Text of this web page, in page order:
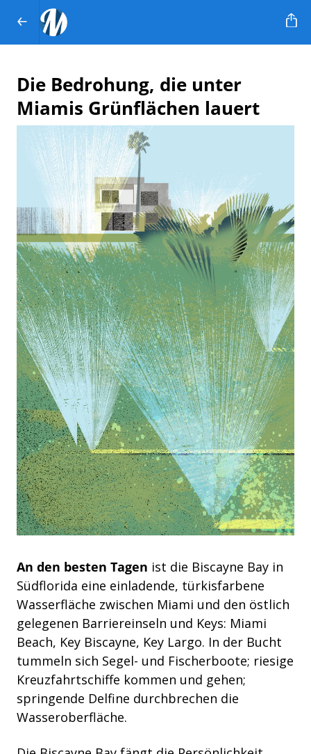
Die Bedrohung, die unter
Miamis Grünflächen lauert
An den besten Tagen ist die Biscayne Bay in
Südflorida eine einladende, türkisfarbene
Wasserfläche zwischen Miami und den östlich
gelegenen Barriereinseln und Keys: Miami
Beach, Key Biscayne, Key Largo. In der Bucht
tummeln sich Segel- und Fischerboote; riesige
Kreuzfahrtschiffe kommen und gehen;
springende Delfine durchbrechen die
Wasseroberfläche.